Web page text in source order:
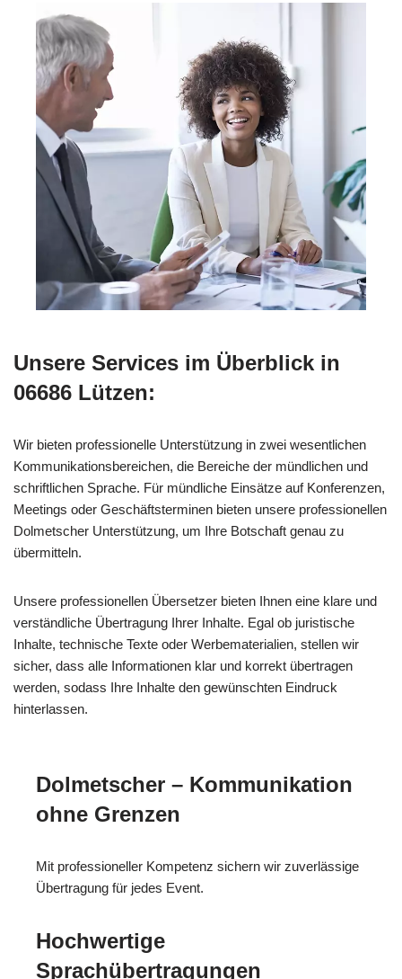
Unsere Services im Überblick in
06686 Lützen:
Wir bieten professionelle Unterstützung in zwei wesentlichen
Kommunikationsbereichen, die Bereiche der mündlichen und
schriftlichen Sprache. Für mündliche Einsätze auf Konferenzen,
Meetings oder Geschäftsterminen bieten unsere professionellen
Dolmetscher Unterstützung, um Ihre Botschaft genau zu
übermitteln.
Unsere professionellen Übersetzer bieten Ihnen eine klare und
verständliche Übertragung Ihrer Inhalte. Egal ob juristische
Inhalte, technische Texte oder Werbematerialien, stellen wir
sicher, dass alle Informationen klar und korrekt übertragen
werden, sodass Ihre Inhalte den gewünschten Eindruck
hinterlassen.
Dolmetscher – Kommunikation
ohne Grenzen
Mit professioneller Kompetenz sichern wir zuverlässige
Übertragung für jedes Event.
Hochwertige
Sprachübertragungen